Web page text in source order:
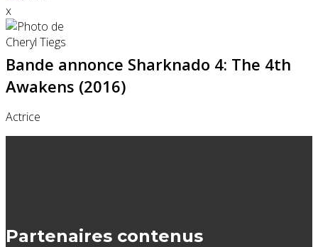
x
Bande annonce Sharknado 4: The 4th
Awakens (2016)
Actrice
Partenaires contenus